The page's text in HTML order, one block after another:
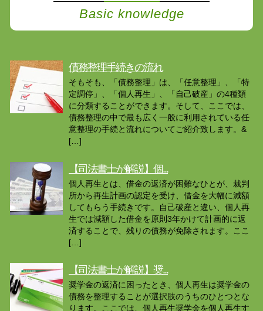
Basic knowledge
債務整理手続きの流れ
そもそも、「債務整理」は、「任意整理」、「特
定調停」、「個人再生」、「自己破産」の4種類
に分類することができます。そして、ここでは、
債務整理の中で最も広く一般に利用されている任
意整理の手続と流れについてご紹介致します。&
[…]
【司法書士が解説】個...
個人再生とは、借金の返済が困難なひとが、裁判
所から再生計画の認定を受け、借金を大幅に減額
してもらう手続きです。自己破産と違い、個人再
生では減額した借金を原則3年かけて計画的に返
済することで、残りの債務が免除されます。ここ
[…]
【司法書士が解説】奨...
奨学金の返済に困ったとき、個人再生は奨学金の
債務を整理することが選択肢のうちのひとつとな
ります。ここでは、個人再生奨学金を個人再生す